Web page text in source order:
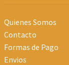
Quienes Somos
Contacto
Formas de Pago
Envios